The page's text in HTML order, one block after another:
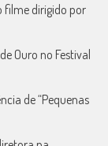
filme dirigido por
Ouro no Festival
de “Pequenas